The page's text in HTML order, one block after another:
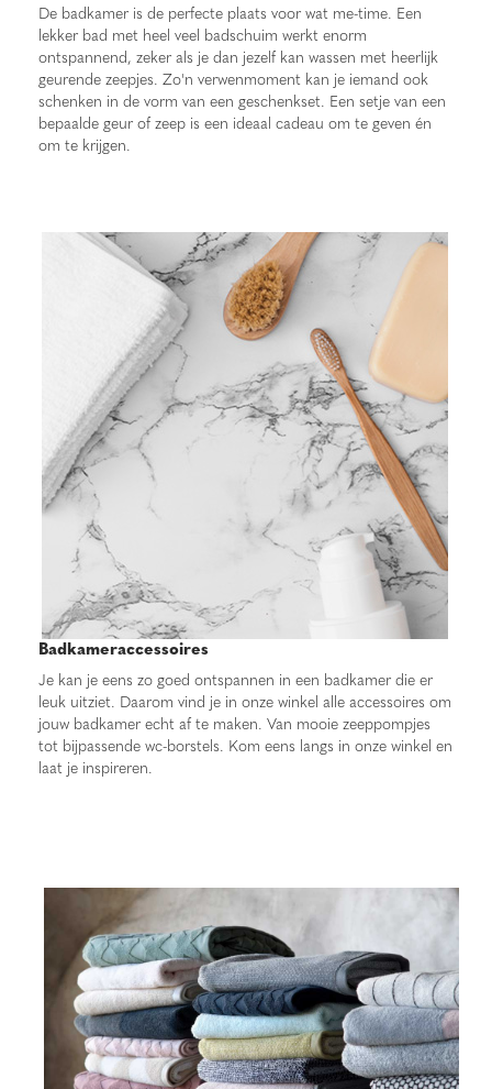
De badkamer is de perfecte plaats voor wat me-time. Een
lekker bad met heel veel badschuim werkt enorm
ontspannend, zeker als je dan jezelf kan wassen met heerlijk
geurende zeepjes. Zo'n verwenmoment kan je iemand ook
schenken in de vorm van een geschenkset. Een setje van een
bepaalde geur of zeep is een ideaal cadeau om te geven én
om te krijgen.
Badkameraccessoires
Je kan je eens zo goed ontspannen in een badkamer die er
leuk uitziet. Daarom vind je in onze winkel alle accessoires om
jouw badkamer echt af te maken. Van mooie zeeppompjes
tot bijpassende wc-borstels. Kom eens langs in onze winkel en
laat je inspireren.